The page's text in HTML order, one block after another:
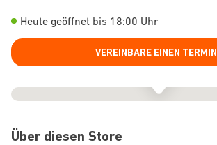
Heute geöffnet bis 18:00 Uhr
VEREINBARE EINEN TERMIN
Über diesen Store